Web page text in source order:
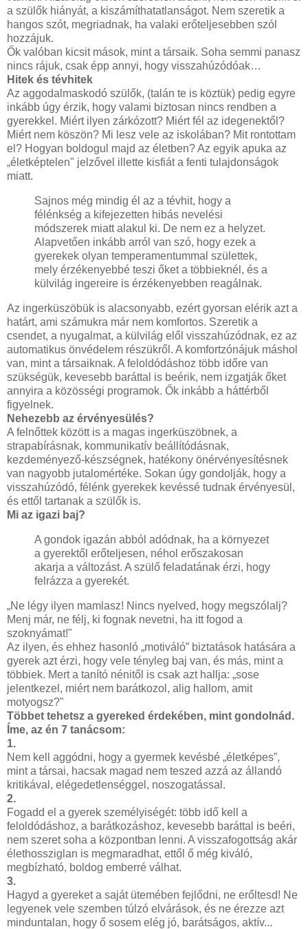
a szülők hiányát, a kiszámíthatatlanságot. Nem szeretik a
hangos szót, megriadnak, ha valaki erőteljesebben szól
hozzájuk.
Ők valóban kicsit mások, mint a társaik. Soha semmi panasz
nincs rájuk, csak épp annyi, hogy visszahúzódóak…
Hitek és tévhitek
Az aggodalmaskodó szülők, (talán te is köztük) pedig egyre
inkább úgy érzik, hogy valami biztosan nincs rendben a
gyerekkel. Miért ilyen zárkózott? Miért fél az idegenektől?
Miért nem köszön? Mi lesz vele az iskolában? Mit rontottam
el? Hogyan boldogul majd az életben? Az egyik apuka az
„életképtelen" jelzővel illette kisfiát a fenti tulajdonságok
miatt.
Sajnos még mindig él az a tévhit, hogy a
félénkség a kifejezetten hibás nevelési
módszerek miatt alakul ki. De nem ez a helyzet.
Alapvetően inkább arról van szó, hogy ezek a
gyerekek olyan temperamentummal születtek,
mely érzékenyebbé teszi őket a többieknél, és a
külvilág ingereire is érzékenyebben reagálnak.
Az ingerküszöbük is alacsonyabb, ezért gyorsan elérik azt a
határt, ami számukra már nem komfortos. Szeretik a
csendet, a nyugalmat, a külvilág elől visszahúzódnak, ez az
automatikus önvédelem részükről. A komfortzónájuk máshol
van, mint a társaiknak. A feloldódáshoz több időre van
szükségük, kevesebb baráttal is beérik, nem izgatják őket
annyira a közösségi programok. Ők inkább a háttérből
figyelnek.
Nehezebb az érvényesülés?
A felnőttek között is a magas ingerküszöbnek, a
strapabírásnak, kommunikatív beállítódásnak,
kezdeményező-készségnek, hatékony önérvényesítésnek
van nagyobb jutalomértéke. Sokan úgy gondolják, hogy a
visszahúzódó, félénk gyerekek kevéssé tudnak érvényesül,
és ettől tartanak a szülők is.
Mi az igazi baj?
A gondok igazán abból adódnak, ha a környezet
a gyerektől erőteljesen, néhol erőszakosan
akarja a változást. A szülő feladatának érzi, hogy
felrázza a gyerekét.
„Ne légy ilyen mamlasz! Nincs nyelved, hogy megszólalj?
Menj már, ne félj, ki fognak nevetni, ha itt fogod a
szoknyámat!"
Az ilyen, és ehhez hasonló „motiváló” biztatások hatására a
gyerek azt érzi, hogy vele tényleg baj van, és más, mint a
többiek. Mert a tanító nénitől is csak azt hallja: „sose
jelentkezel, miért nem barátkozol, alig hallom, amit
motyogsz?"
Többet tehetsz a gyereked érdekében, mint gondolnád.
Íme, az én 7 tanácsom:
1.
Nem kell aggódni, hogy a gyermek kevésbé „életképes”,
mint a társai, hacsak magad nem teszed azzá az állandó
kritikával, elégedetlenséggel, noszogatással.
2.
Fogadd el a gyerek személyiségét: több idő kell a
feloldódáshoz, a barátkozáshoz, kevesebb baráttal is beéri,
nem szeret soha a központban lenni. A visszafogottság akár
élethossziglan is megmaradhat, ettől ő még kiváló,
megbízható, boldog emberré válhat.
3.
Hagyd a gyereket a saját ütemében fejlődni, ne erőltesd! Ne
legyenek vele szemben túlzó elvárások, és ne érezze azt
minduntalan, hogy ő sosem elég jó, barátságos, aktív...